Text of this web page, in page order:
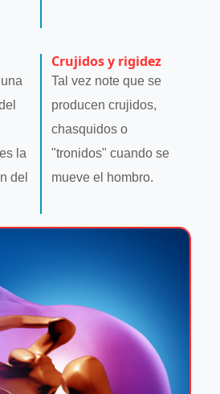
la
del
Crujidos y rigidez
Tal vez note que se
producen crujidos,
chasquidos o
"tronidos" cuando se
mueve el hombro.